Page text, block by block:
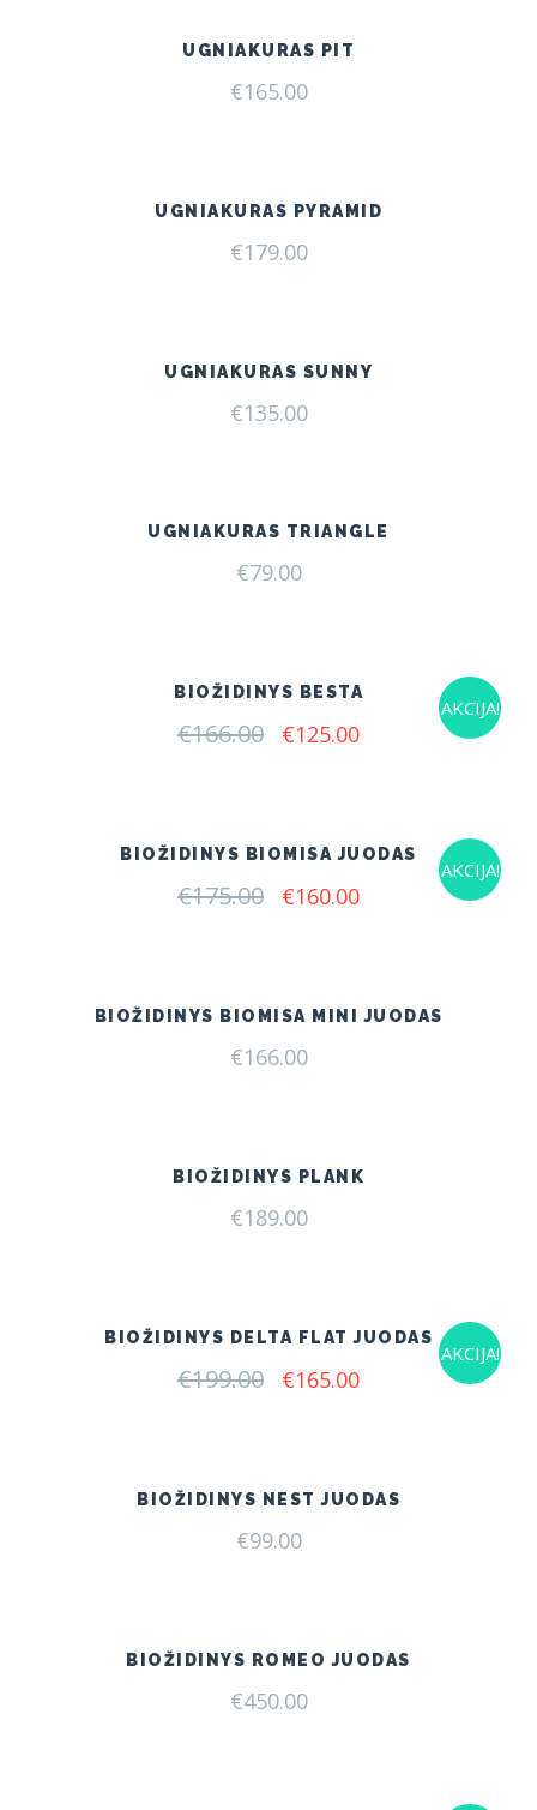
UGNIAKURAS PIT
€165.00
UGNIAKURAS PYRAMID
€179.00
UGNIAKURAS SUNNY
€135.00
UGNIAKURAS TRIANGLE
€79.00
AKCIJA!
BIOŽIDINYS BESTA
€166.00 Original
€125.00Current
AKCIJA!
BIOŽIDINYS BIOMISA JUODAS
€175.00 Original
€160.00Current
BIOŽIDINYS BIOMISA MINI JUODAS
€166.00
BIOŽIDINYS PLANK
€189.00
AKCIJA!
BIOŽIDINYS DELTA FLAT JUODAS
€199.00 Original
€165.00Current
BIOŽIDINYS NEST JUODAS
€99.00
BIOŽIDINYS ROMEO JUODAS
€450.00